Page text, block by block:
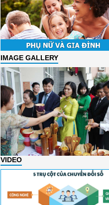
IMAGE GALLERY
VIDEO